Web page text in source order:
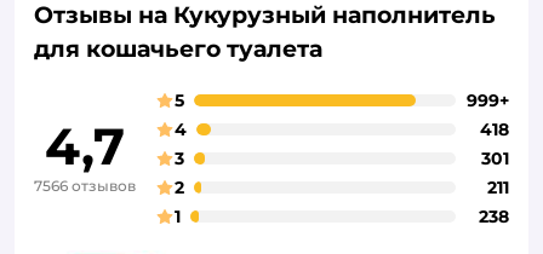
Отзывы на Кукурузный наполнитель
для кошачьего туалета
4,7
7566 отзывов
5
999+
4
418
3
301
2
211
1
238